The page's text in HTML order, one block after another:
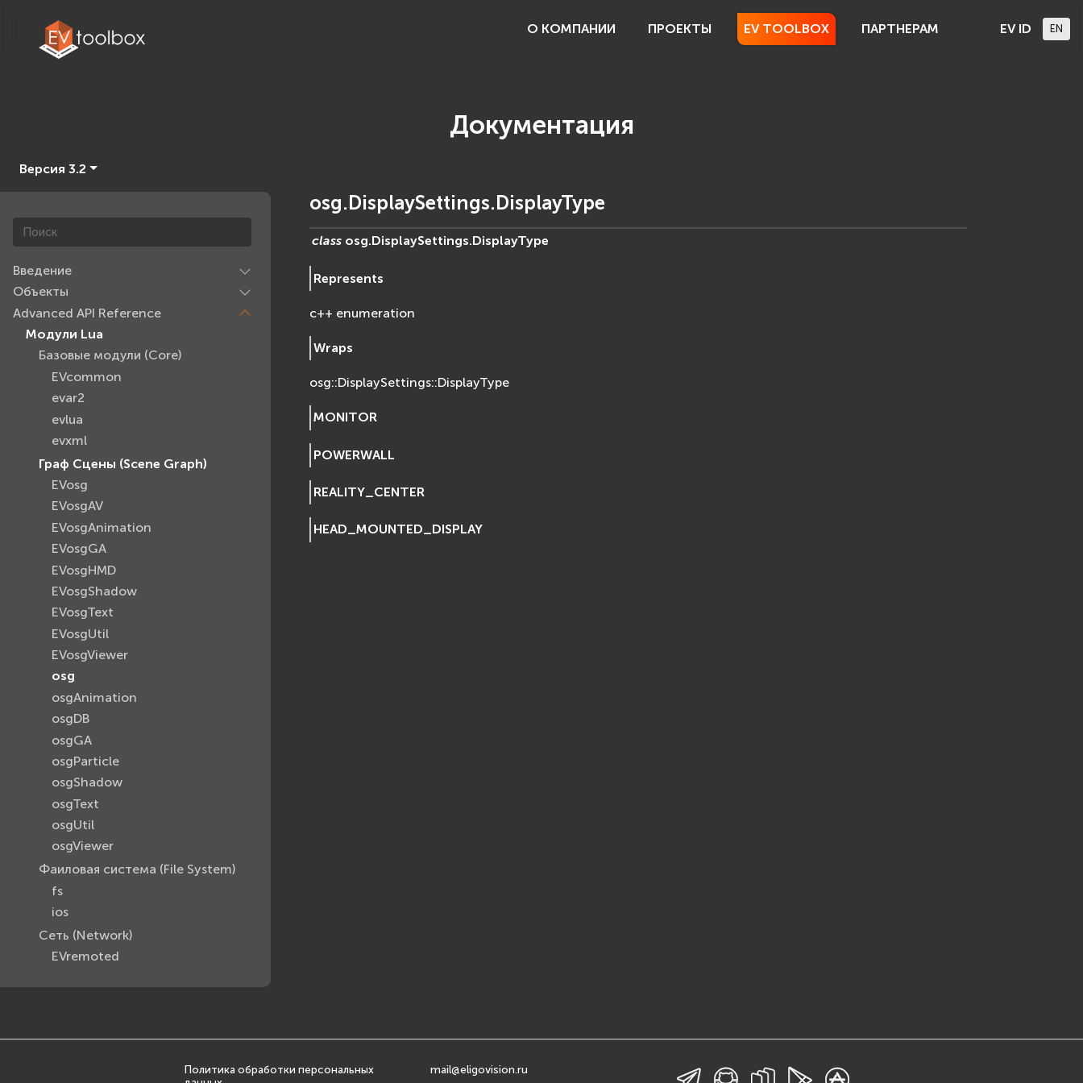
О КОМПАНИИ ПРОЕКТЫ EV TOOLBOX ПАРТНЕРАМ EV ID EN
Документация
Версия 3.2
Введение
Объекты
Advanced API Reference
Модули Lua
Базовые модули (Core)
EVcommon
evar2
evlua
evxml
Граф Сцены (Scene Graph)
EVosg
EVosgAV
EVosgAnimation
EVosgGA
EVosgHMD
EVosgShadow
EVosgText
EVosgUtil
EVosgViewer
osg
osgAnimation
osgDB
osgGA
osgParticle
osgShadow
osgText
osgUtil
osgViewer
Фаиловая система (File System)
fs
ios
Сеть (Network)
EVremoted
osg.DisplaySettings.DisplayType
class osg.DisplaySettings.DisplayType
Represents
c++ enumeration
Wraps
osg::DisplaySettings::DisplayType
MONITOR
POWERWALL
REALITY_CENTER
HEAD_MOUNTED_DISPLAY
Политика обработки персональных
mail@eligovision.ru